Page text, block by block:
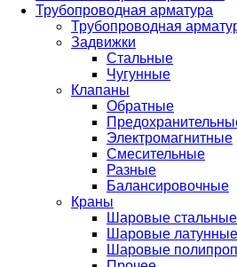
Трубопроводная арматура
Трубопроводная
Задвижки
Стальные
Чугунные
Клапаны
Обратные
Электромагнитные
Смесительные
Разные
Балансировочные
Краны
Шаровые
Шаровые латунные
Шаровые